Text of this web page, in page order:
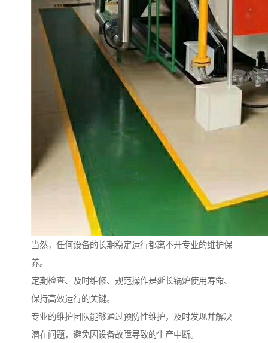
当然，任何设备的长期稳定运行都离不开专业的维护保
养。
定期检查、及时维修、规范操作是延长锅炉使用寿命、
保持高效运行的关键。
专业的维护团队能够通过预防性维护，及时发现并解决
潜在问题，避免因设备故障导致的生产中断。